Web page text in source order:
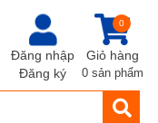
Đăng nhập
Đăng ký
Giỏ hàng
0
0 sản phẩm